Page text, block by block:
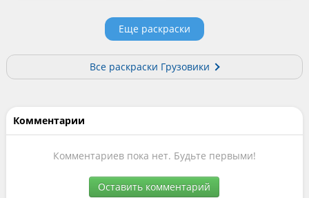
Еще раскраски
Все раскраски Грузовики
Комментарии
Комментариев пока нет. Будьте первыми!
Оставить комментарий